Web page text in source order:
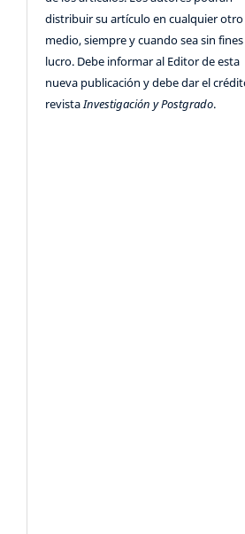
distribuir su artículo en cualquier otro
medio, siempre y cuando sea sin
lucro. Debe informar al Editor de esta
nueva publicación y debe dar el
revistaInvestigación y Postgrado.